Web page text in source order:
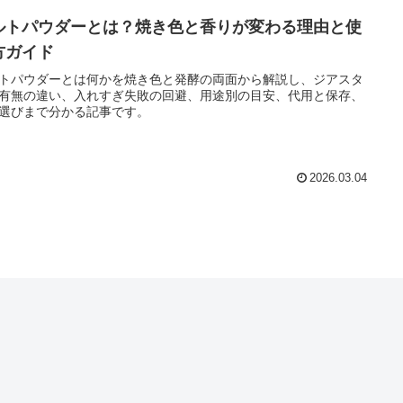
トパウダーとは？焼き色と香りが変わる理由と使
ガイド
パウダーとは何かを焼き色と発酵の両面から解説し、ジアスタ
無の違い、入れすぎ失敗の回避、用途別の目安、代用と保存、
びまで分かる記事です。
2026.03.04